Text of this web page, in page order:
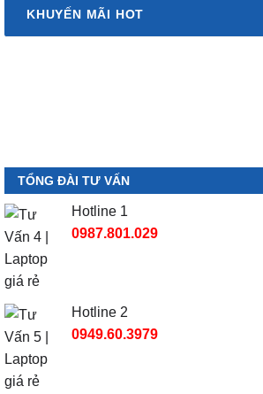
KHUYẾN MÃI HOT
TỔNG ĐÀI TƯ VẤN
Hotline 1
0987.801.029
Hotline 2
0949.60.3979